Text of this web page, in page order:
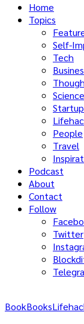
Home
Topics
Self-
Tech
Science
People
Travel
Podcast
About
Contact
Follow
Twitter
BookBooks